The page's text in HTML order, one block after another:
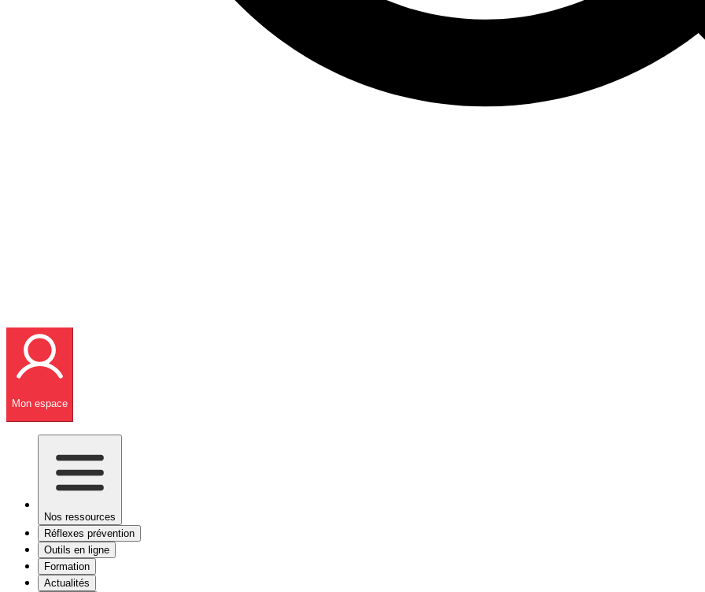
Mon espace
Nos ressources
Réflexes prévention
Outils en ligne
Formation
Actualités